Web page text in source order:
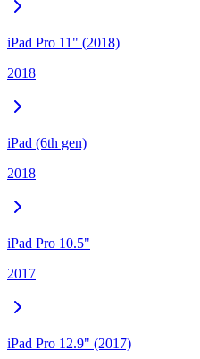
iPad Pro 11" (2018)
2018
iPad (6th gen)
2018
iPad Pro 10.5"
2017
iPad Pro 12.9" (2017)